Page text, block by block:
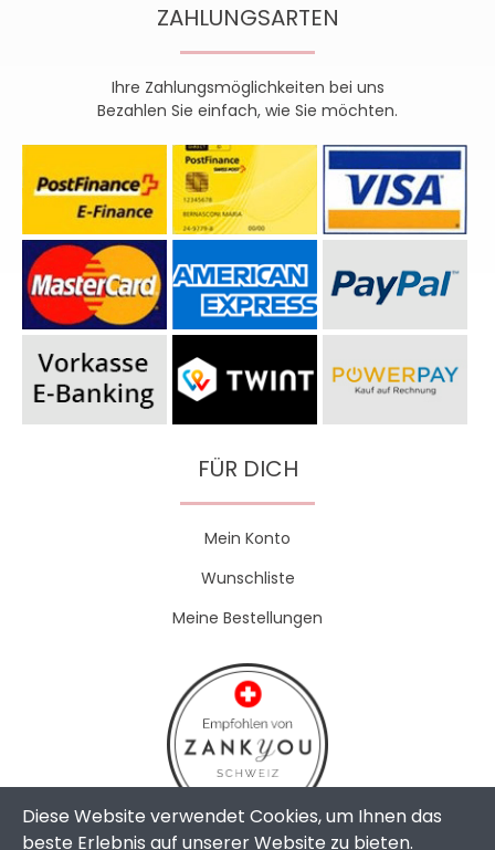
ZAHLUNGSARTEN
Ihre Zahlungsmöglichkeiten bei uns
Bezahlen Sie einfach, wie Sie möchten.
FÜR DICH
Mein Konto
Wunschliste
Meine Bestellungen
Diese Website verwendet Cookies, um Ihnen das
beste Erlebnis auf unserer Website zu bieten.